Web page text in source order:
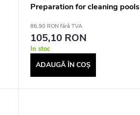
Preparation for cleaning pools
86,90 RON fără TVA
105,10 RON
In stoc
ADAUGĂ ÎN COŞ